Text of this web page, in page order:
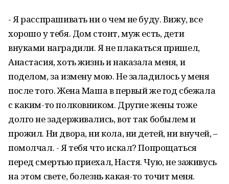
- Я расспрашивать ни о чем не буду. Вижу, все
хорошо у тебя. Дом стоит, муж есть, дети
внуками наградили. Я не плакаться пришел,
Анастасия, хоть жизнь и наказала меня, и
поделом, за измену мою. Не заладилось у меня
после того. Жена Маша в первый же год сбежала
с каким-то полковником. Другие жены тоже
долго не задерживались, вот так бобылем и
прожил. Ни двора, ни кола, ни детей, ни внучей, –
помолчал. - Я тебя что искал? Попрощаться
перед смертью приехал, Настя. Чую, не заживусь
на этом свете, болезнь какая-то точит меня.